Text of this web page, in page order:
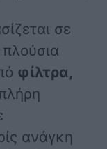
σε
φίλτρα,
ανάγκη